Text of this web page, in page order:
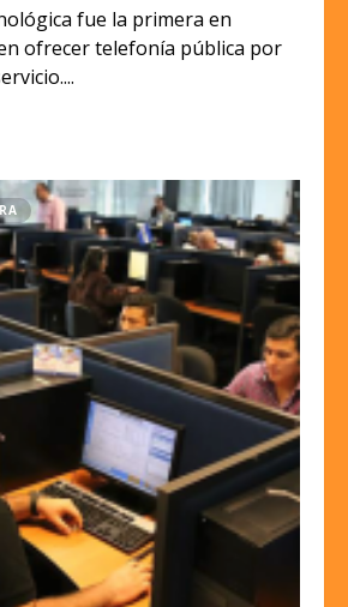
fue la primera en
ofrecer telefonía pública por